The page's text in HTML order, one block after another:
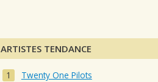
ARTISTES TENDANCE
Twenty One Pilots